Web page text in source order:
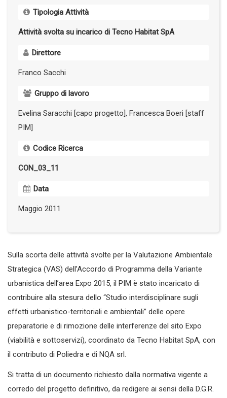
Tipologia Attività
Attività svolta su incarico di Tecno Habitat SpA
Direttore
Franco Sacchi
Gruppo di lavoro
Evelina Saracchi [capo progetto], Francesca Boeri [staff
PIM]
Codice Ricerca
CON_03_11
Data
Maggio 2011
Sulla scorta delle attività svolte per la Valutazione Ambientale
Strategica (VAS) dell’Accordo di Programma della Variante
urbanistica dell’area Expo 2015, il PIM è stato incaricato di
contribuire alla stesura dello “Studio interdisciplinare sugli
effetti urbanistico-territoriali e ambientali” delle opere
preparatorie e di rimozione delle interferenze del sito Expo
(viabilità e sottoservizi), coordinato da Tecno Habitat SpA, con
il contributo di Poliedra e di NQA srl.
Si tratta di un documento richiesto dalla normativa vigente a
corredo del progetto definitivo, da redigere ai sensi della D.G.R.